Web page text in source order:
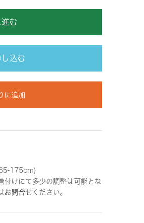
む
し込む
に追加
175cm)
けにて多少の調整は可能とな
お問合せ ください。